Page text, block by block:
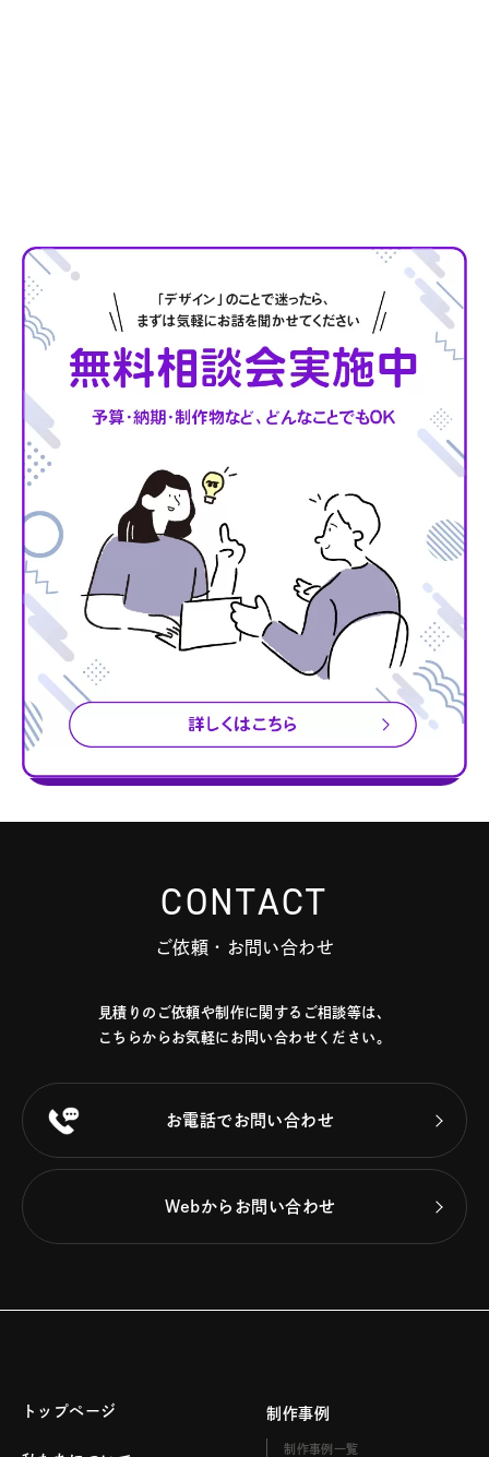
CONTACT
ご依頼・お問い合わせ
見積りのご依頼や制作に関するご相談等は、
こちらからお気軽にお問い合わせください。
お電話でお問い合わせ
Webからお問い合わせ
トップページ 制作事例
制作事例一覧